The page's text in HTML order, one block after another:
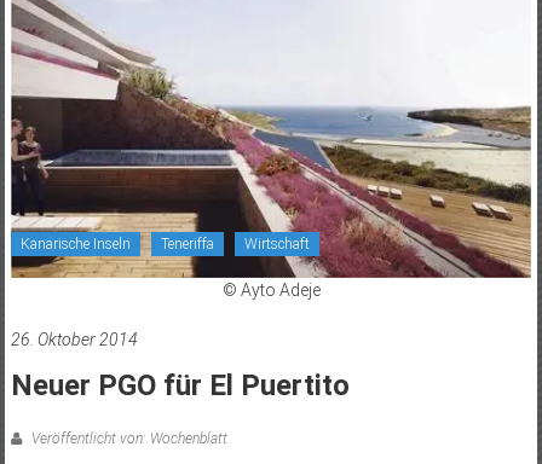
Inseln
Kanarische Inseln Teneriffa Wirtschaft
© Ayto Adeje
26. Oktober 2014
Neuer PGO für El Puertito
Veröffentlicht von: Wochenblatt